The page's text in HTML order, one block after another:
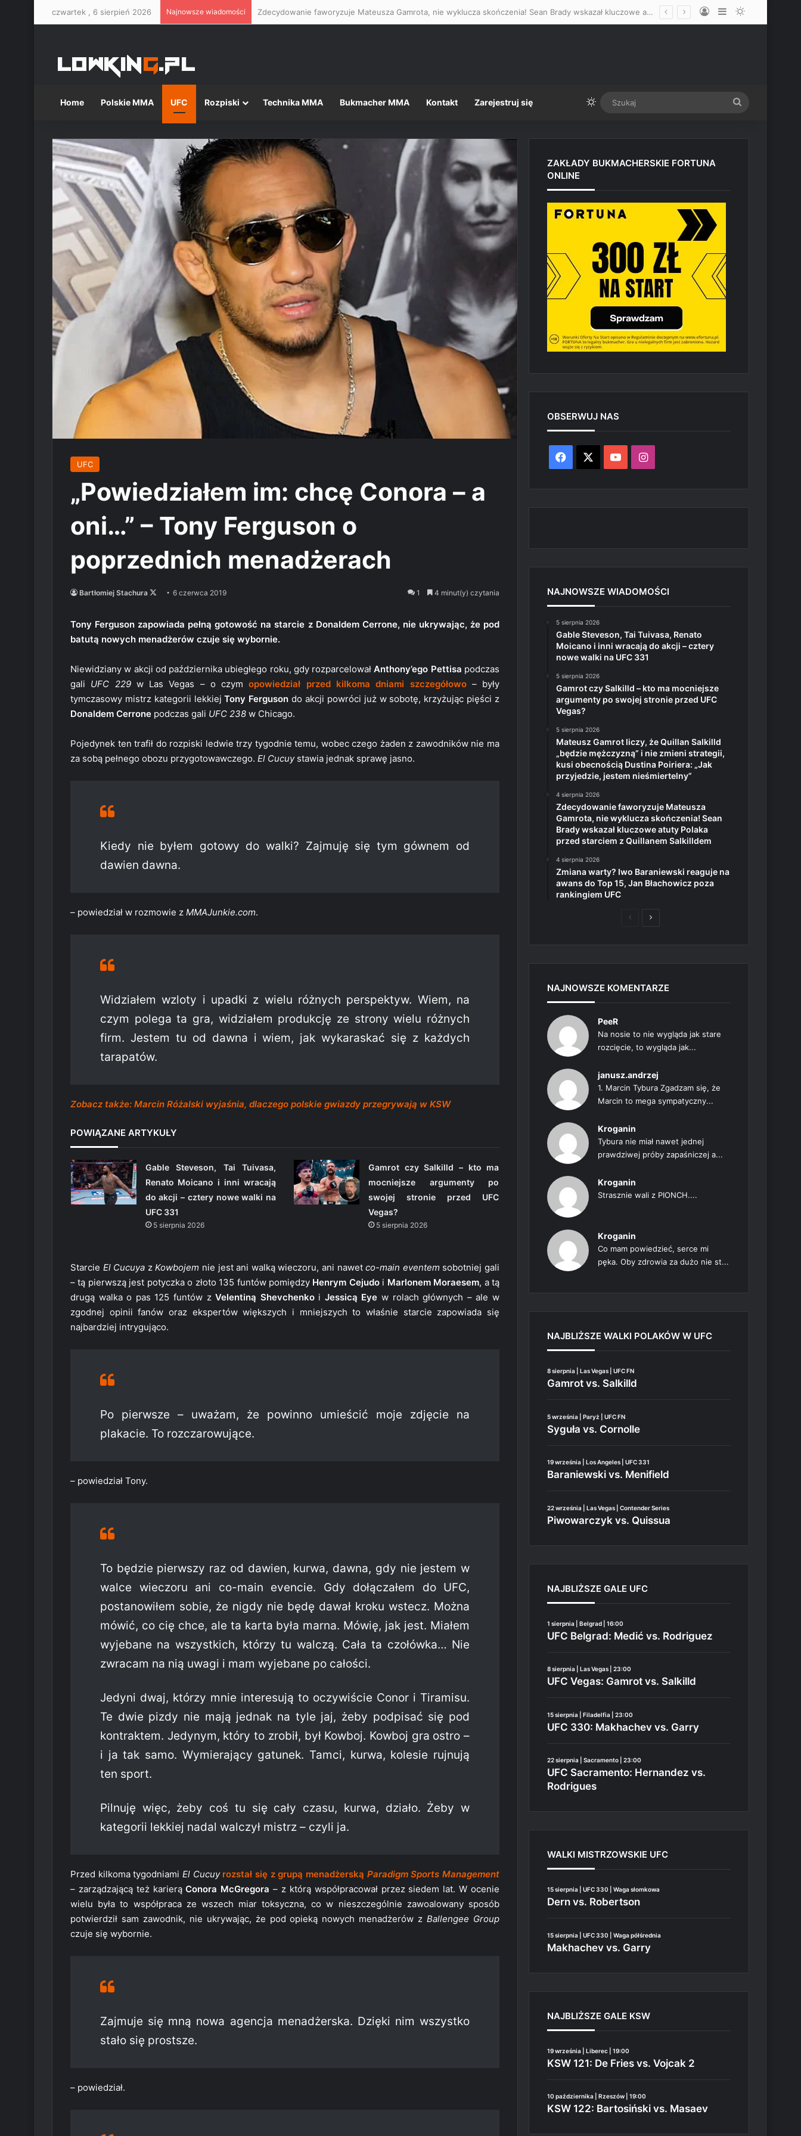
czwartek , 6 sierpień 2026 Najnowsze wiadomości Zdecydowanie faworyzuje Mateusza Gamrota, nie wyklucza skończenia! Sean Brady wskazał kluczowe atuty Polaka przed starciem z Quillanem Salkilldem Log InSidebarSwitch skin
Home Polskie MMA UFC Rozpiski Technika MMA Bukmacher MMA Kontakt Zarejestruj się Switch skin
UFC
„Powiedziałem im: chcę Conora – a
oni…” – Tony Ferguson o
poprzednich menadżerach
Bartłomiej Stachura
Follow
X
6 czerwca 2019 1 4 minut(y) czytania
Tony Ferguson zapowiada pełną gotowość na starcie z Donaldem Cerrone, nie ukrywając, że pod
batutą nowych menadżerów czuje się wybornie.
Niewidziany w akcji od października ubiegłego roku, gdy rozparcelowałAnthony’ego Pettisa podczas
gali UFC 229w Las Vegas – o czymopowiedział przed kilkoma dniami szczegółowo– były
tymczasowy mistrz kategorii lekkiejTony Ferguson do akcji powróci już w sobotę, krzyżując pięści z
Donaldem Cerrone podczas gali UFC 238 w Chicago.
Pojedynek ten trafił do rozpiski ledwie trzy tygodnie temu, wobec czego żaden z zawodników nie ma
za sobą pełnego obozu przygotowawczego. El Cucuystawia jednak sprawę jasno.
Kiedy nie byłem gotowy do walki? Zajmuję się tym gównem od
dawien dawna.
– powiedział w rozmowie z MMAJunkie.com.
Widziałem wzloty i upadki z wielu różnych perspektyw. Wiem, na
czym polega ta gra, widziałem produkcję ze strony wielu różnych
firm. Jestem tu od dawna i wiem, jak wykaraskać się z każdych
tarapatów.
Zobacz także: Marcin Różalski wyjaśnia, dlaczego polskie gwiazdy przegrywają w KSW
POWIĄZANE ARTYKUŁY
Gable Steveson, Tai Tuivasa,
Renato Moicano i inni wracają
do akcji – cztery nowe walki na
UFC 331
5 sierpnia 2026
Gamrot czy Salkilld – kto ma
mocniejsze argumenty po
swojej stronie przed UFC
Vegas?
5 sierpnia 2026
Starcie El Cucuya zKowbojem nie jest ani walką wieczoru, ani nawetco-main eventemsobotniej gali
– tą pierwszą jest potyczka o złoto 135 funtów pomiędzy Henrym Cejudoi Marlonem Moraesem, a tą
drugą walka o pas 125 funtów zVelentiną Shevchenkoi Jessicą Eye w rolach głównych – ale w
zgodnej opinii fanów oraz ekspertów większych i mniejszych to właśnie starcie zapowiada się
najbardziej intrygująco.
Po pierwsze – uważam, że powinno umieścić moje zdjęcie na
plakacie. To rozczarowujące.
– powiedział Tony.
To będzie pierwszy raz od dawien, kurwa, dawna, gdy nie jestem w
walce wieczoru ani co-main evencie. Gdy dołączałem do UFC,
postanowiłem sobie, że nigdy nie będę dawał kroku wstecz. Można
mówić, co cię chce, ale ta karta była marna. Mówię, jak jest. Miałem
wyjebane na wszystkich, którzy tu walczą. Cała ta czołówka… Nie
zwracam na nią uwagi i mam wyjebane po całości.
Jedyni dwaj, którzy mnie interesują to oczywiście Conor i Tiramisu.
Te dwie pizdy nie mają jednak na tyle jaj, żeby podpisać się pod
kontraktem. Jedynym, który to zrobił, był Kowboj. Kowboj gra ostro –
i ja tak samo. Wymierający gatunek. Tamci, kurwa, kolesie rujnują
ten sport.
Pilnuję więc, żeby coś tu się cały czasu, kurwa, działo. Żeby w
kategorii lekkiej nadal walczył mistrz – czyli ja.
Przed kilkoma tygodniami El Cucuy rozstał się z grupą menadżerską Paradigm Sports Management
– zarządzającą też karierąConora McGregora – z którą współpracował przez siedem lat. W ocenie
wielu była to współpraca ze wszech miar toksyczna, co w nieszczególnie zawoalowany sposób
potwierdził sam zawodnik, nie ukrywając, że pod opieką nowych menadżerów zBallengee Group
czuje się wybornie.
Zajmuje się mną nowa agencja menadżerska. Dzięki nim wszystko
stało się prostsze.
– powiedział.
ZAKŁADY BUKMACHERSKIE FORTUNA
ONLINE
OBSERWUJ NAS
Facebook YouTubeInstagram
NAJNOWSZE WIADOMOŚCI
5 sierpnia 2026
Gable Steveson, Tai Tuivasa, Renato
Moicano i inni wracają do akcji – cztery
nowe walki na UFC 331
5 sierpnia 2026
Gamrot czy Salkilld – kto ma mocniejsze
argumenty po swojej stronie przed UFC
Vegas?
5 sierpnia 2026
Mateusz Gamrot liczy, że Quillan Salkilld
„będzie mężczyzną” i nie zmieni strategii,
kusi obecnością Dustina Poiriera: „Jak
przyjedzie, jestem nieśmiertelny”
4 sierpnia 2026
Zdecydowanie faworyzuje Mateusza
Gamrota, nie wyklucza skończenia! Sean
Brady wskazał kluczowe atuty Polaka
przed starciem z Quillanem Salkilldem
4 sierpnia 2026
Zmiana warty? Iwo Baraniewski reaguje na
awans do Top 15, Jan Błachowicz poza
rankingiem UFC
PoprzedniaNastępna
NAJNOWSZE KOMENTARZE
PeeR
Na nosie to nie wygląda jak stare
rozcięcie, to wygląda jak...
janusz.andrzej
1. Marcin Tybura Zgadzam się, że
Marcin to mega sympatyczny...
Kroganin
Tybura nie miał nawet jednej
prawdziwej próby zapaśniczej a...
Kroganin
Strasznie wali z PIONCH....
Kroganin
Co mam powiedzieć, serce mi
pęka. Oby zdrowia za dużo nie st...
NAJBLIŻSZE WALKI POLAKÓW W UFC
8 sierpnia | Las Vegas | UFC FN
Gamrot vs. Salkilld
5 września | Paryż | UFC FN
Syguła vs. Cornolle
19 września | Los Angeles | UFC 331
Baraniewski vs. Menifield
22 września | Las Vegas | Contender Series
Piwowarczyk vs. Quissua
NAJBLIŻSZE GALE UFC
1 sierpnia | Belgrad | 16:00
UFC Belgrad: Medić vs. Rodriguez
8 sierpnia | Las Vegas | 23:00
UFC Vegas: Gamrot vs. Salkilld
15 sierpnia | Filadelfia | 23:00
UFC 330: Makhachev vs. Garry
22 sierpnia | Sacramento | 23:00
UFC Sacramento: Hernandez vs.
Rodrigues
WALKI MISTRZOWSKIE UFC
15 sierpnia | UFC 330 | Waga słomkowa
Dern vs. Robertson
15 sierpnia | UFC 330 | Waga półśrednia
Makhachev vs. Garry
NAJBLIŻSZE GALE KSW
19 września | Liberec | 19:00
KSW 121: De Fries vs. Vojcak 2
10 października | Rzeszów | 19:00
KSW 122: Bartosiński vs. Masaev